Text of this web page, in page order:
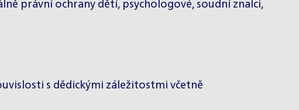
právní ochrany dětí, psychologové, soudní znalci,
s dědickými záležitostmi včetně